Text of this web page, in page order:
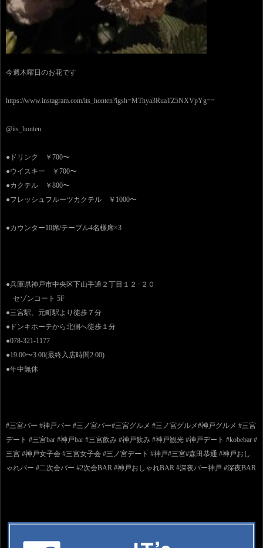
今週木曜日のお花です
https://www.instagram.com/its_honten?igsh=MThya3RuaTZ5NXVpYg==
@its_honten
●ドリンク ￥700〜
●ウイスキー ￥700〜
●カクテル ￥800〜
●フレッシュフルーツカクテル ￥1000〜
●カウンター10席/テーブル4名様席×3
●兵庫県神戸市中央区下山手通２丁目１２−２０
セゾンコート 5F
●三宮駅、元町駅より徒歩７分
●ドンキホーテから北側へ徒歩１分
●078-321-1177
●19:00〜3:00(最終入店時間2:00)
●年中無休
#三宮バー #神戸バー #三ノ宮バー#三宮グルメ #三ノ宮グルメ#神戸グルメ #三宮
デート #三宮bar #神戸bar #三宮飲み #神戸飲み #神戸観光 #神戸デート #kobebar #
三宮 #神戸女子会 #三宮女子会 #三ノ宮デート #神戸#三宮#森田恭通 #神戸おし
ゃれバー #二次会バー #2次会BAR #神戸おしゃれBAR #深夜バー神戸 #深夜BAR